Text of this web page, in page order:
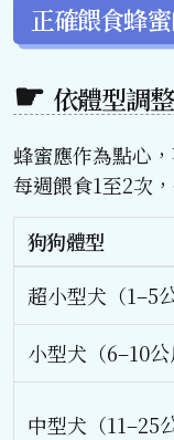
正確餵食蜂
依體型調
蜂蜜應作為點心
每週餵食1至2次
狗狗體型
超小型犬（1–5
小型犬（6–10公
中型犬（11–25